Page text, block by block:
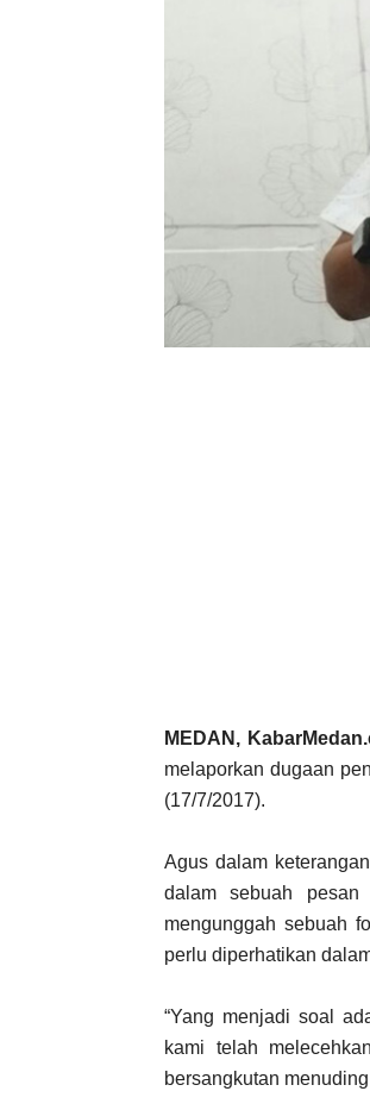
MEDAN,
melaporkan dugaan
(17/7/2017).
Agus dalam
dalam sebuah
mengunggah sebuah
perlu diperhatikan
“Yang menjadi soal
kami telah
bersangkutan